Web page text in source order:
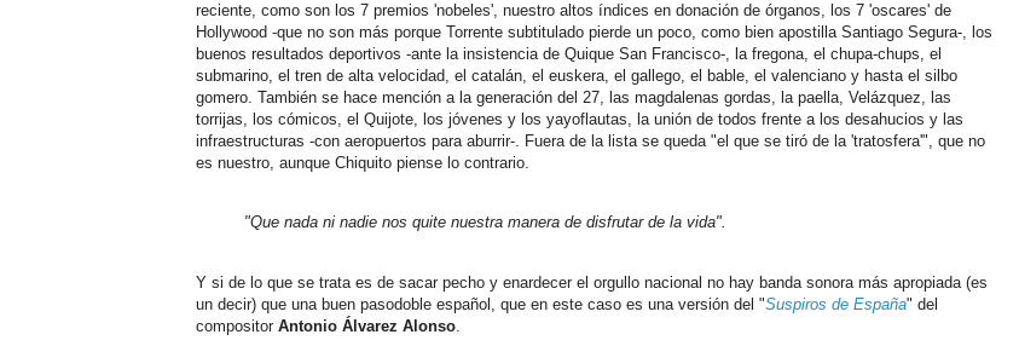
reciente, como son los 7 premios 'nobeles', nuestro altos índices en donación de órganos, los 7 'oscares' de
Hollywood -que no son más porque Torrente subtitulado pierde un poco, como bien apostilla Santiago Segura-, los
buenos resultados deportivos -ante la insistencia de Quique San Francisco-, la fregona, el chupa-chups, el
submarino, el tren de alta velocidad, el catalán, el euskera, el gallego, el bable, el valenciano y hasta el silbo
gomero. También se hace mención a la generación del 27, las magdalenas gordas, la paella, Velázquez, las
torrijas, los cómicos, el Quijote, los jóvenes y los yayoflautas, la unión de todos frente a los desahucios y las
infraestructuras -con aeropuertos para aburrir-. Fuera de la lista se queda "el que se tiró de la 'tratosfera'", que no
es nuestro, aunque Chiquito piense lo contrario.
"Que nada ni nadie nos quite nuestra manera de disfrutar de la vida".
Y si de lo que se trata es de sacar pecho y enardecer el orgullo nacional no hay banda sonora más apropiada (es
un decir) que una buen pasodoble español, que en este caso es una versión del "Suspiros de España" del
compositor Antonio Álvarez Alonso